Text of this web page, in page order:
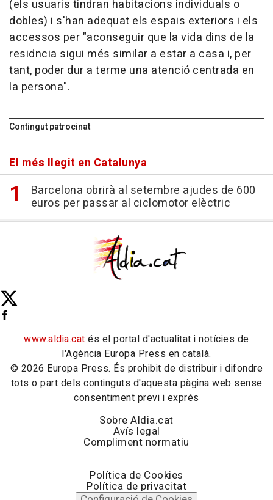
(els usuaris tindran habitacions individuals o
dobles) i s'han adequat els espais exteriors i els
accessos per "aconseguir que la vida dins de la
residncia sigui més similar a estar a casa i, per
tant, poder dur a terme una atenció centrada en
la persona".
Contingut patrocinat
El més llegit en Catalunya
Barcelona obrirà al setembre ajudes de 600
euros per passar al ciclomotor elèctric
www.aldia.cat és el portal d'actualitat i notícies de
l'Agència Europa Press en català.
© 2026 Europa Press. És prohibit de distribuir i difondre
tots o part dels continguts d'aquesta pàgina web sense
consentiment previ i exprés
Sobre Aldia.cat
Avís legal
Compliment normatiu
Política de Cookies
Política de privacitat